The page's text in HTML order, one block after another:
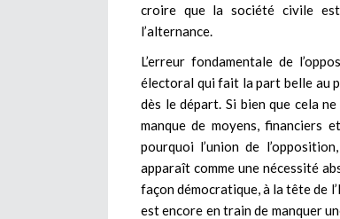
croire que la société civile
l’alternance.
L’erreur fondamentale de
électoral qui fait la part belle au
dès le départ. Si bien que cela
manque de moyens, financiers
pourquoi l’union de
apparaît comme une nécessité
façon démocratique, à la tête de
est encore en train de manquer